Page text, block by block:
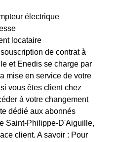
électrique
locataire
de contrat à
et Enedis se charge par
mise en service de votre
vous êtes client chez
à votre changement
dédié aux abonnés
Saint-Philippe-D'Aiguille,
client. A savoir : Pour